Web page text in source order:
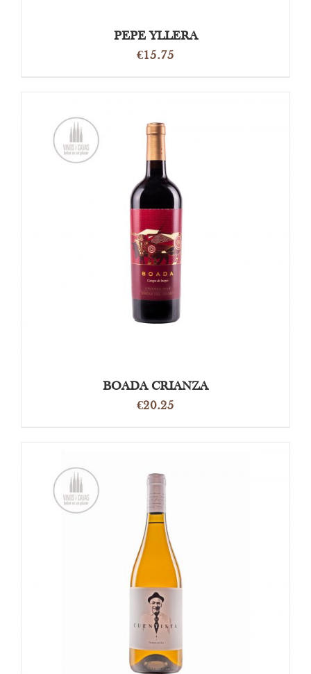
PEPE YLLERA
€15.75
OPTIES SELECTEREN /
BOADA CRIANZA
€20.25
OPTIES SELECTEREN /